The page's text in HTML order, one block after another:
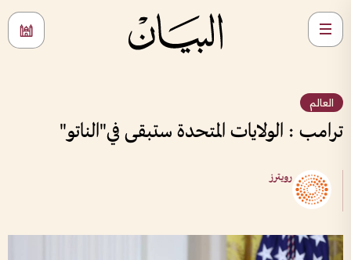
العالم
ترامب : الولايات المتحدة ستبقى في"الناتو"
رويترز